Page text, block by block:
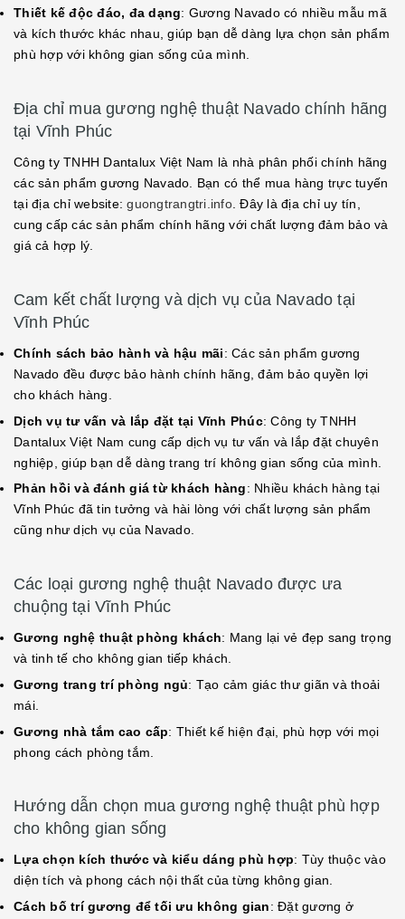
Thiết kế độc đáo, đa dạng: Gương Navado có nhiều mẫu mã
và kích thước khác nhau, giúp bạn dễ dàng lựa chọn sản phẩm
phù hợp với không gian sống của mình.
Địa chỉ mua gương nghệ thuật Navado chính hãng
tại Vĩnh Phúc
Công ty TNHH Dantalux Việt Nam là nhà phân phối chính hãng
các sản phẩm gương Navado. Bạn có thể mua hàng trực tuyến
tại địa chỉ website:guongtrangtri.info. Đây là địa chỉ uy tín,
cung cấp các sản phẩm chính hãng với chất lượng đảm bảo và
giá cả hợp lý.
Cam kết chất lượng và dịch vụ của Navado tại
Vĩnh Phúc
Chính sách bảo hành và hậu mãi: Các sản phẩm gương
Navado đều được bảo hành chính hãng, đảm bảo quyền lợi
cho khách hàng.
Dịch vụ tư vấn và lắp đặt tại Vĩnh Phúc: Công ty TNHH
Dantalux Việt Nam cung cấp dịch vụ tư vấn và lắp đặt chuyên
nghiệp, giúp bạn dễ dàng trang trí không gian sống của mình.
Phản hồi và đánh giá từ khách hàng: Nhiều khách hàng tại
Vĩnh Phúc đã tin tưởng và hài lòng với chất lượng sản phẩm
cũng như dịch vụ của Navado.
Các loại gương nghệ thuật Navado được ưa
chuộng tại Vĩnh Phúc
Gương nghệ thuật phòng khách: Mang lại vẻ đẹp sang trọng
và tinh tế cho không gian tiếp khách.
Gương trang trí phòng ngủ: Tạo cảm giác thư giãn và thoải
mái.
Gương nhà tắm cao cấp: Thiết kế hiện đại, phù hợp với mọi
phong cách phòng tắm.
Hướng dẫn chọn mua gương nghệ thuật phù hợp
cho không gian sống
Lựa chọn kích thước và kiểu dáng phù hợp: Tùy thuộc vào
diện tích và phong cách nội thất của từng không gian.
Cách bố trí gương để tối ưu không gian: Đặt gương ở